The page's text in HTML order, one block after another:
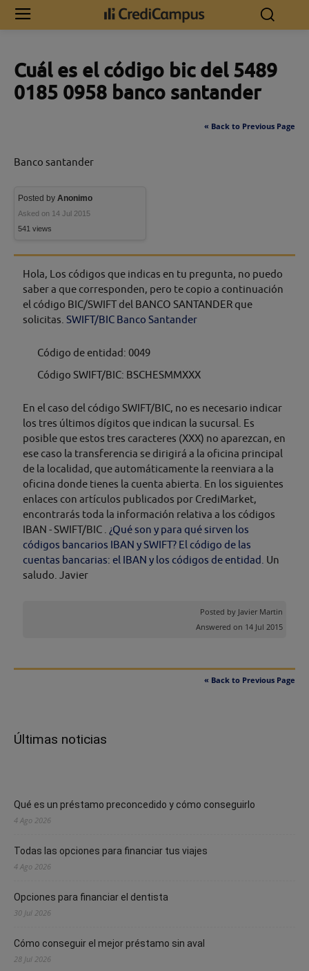
Inicio Cuál es el código bic del 5489 0185 0958 banco santander
Cuál es el código bic del 5489
0185 0958 banco santander
« Back to Previous Page
Banco santander
Posted by Anonimo
Asked on 14 Jul 2015
541 views
Hola, Los códigos que indicas en tu pregunta, no puedo
saber a que corresponden, pero te copio a continuación
el código BIC/SWIFT del BANCO SANTANDER que
solicitas. SWIFT/BIC Banco Santander
Código de entidad: 0049
Código SWIFT/BIC: BSCHESMMXXX
En el caso del código SWIFT/BIC, no es necesario indicar
los tres últimos dígitos que indican la sucursal. Es
posible que estos tres caracteres (XXX) no aparezcan, en
ese caso la transferencia se dirigirá a la oficina principal
de la localidad, que automáticamente la reenviara a la
oficina donde tienes la cuenta abierta. En los siguientes
enlaces con artículos publicados por CrediMarket,
encontrarás toda la información relativa a los códigos
IBAN - SWIFT/BIC . ¿Qué son y para qué sirven los
códigos bancarios IBAN y SWIFT? El código de las
cuentas bancarias: el IBAN y los códigos de entidad. Un
saludo. Javier
Posted by Javier Martin
Answered on 14 Jul 2015
« Back to Previous Page
Últimas noticias
Qué es un préstamo preconcedido y cómo conseguirlo
4 Ago 2026
Todas las opciones para financiar tus viajes
4 Ago 2026
Opciones para financiar el dentista
30 Jul 2026
Cómo conseguir el mejor préstamo sin aval
28 Jul 2026